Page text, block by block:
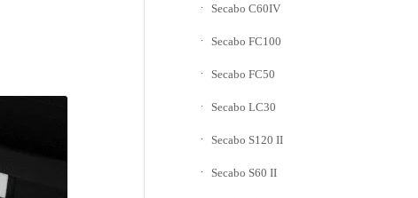
Secabo C60IV
Secabo FC100
Secabo FC50
Secabo LC30
Secabo S120 II
Secabo S60 II